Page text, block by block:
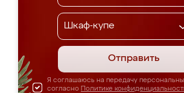
Отправить
Я соглашаюсь на передачу
согласно Политике